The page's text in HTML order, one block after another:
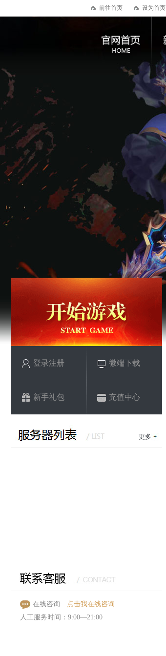
前往首页 设为首页
登录注册 微端下载
新手礼包 充值中心
更多
在线咨询: 点击我在线咨询
人工服务时间：9:00—21:00